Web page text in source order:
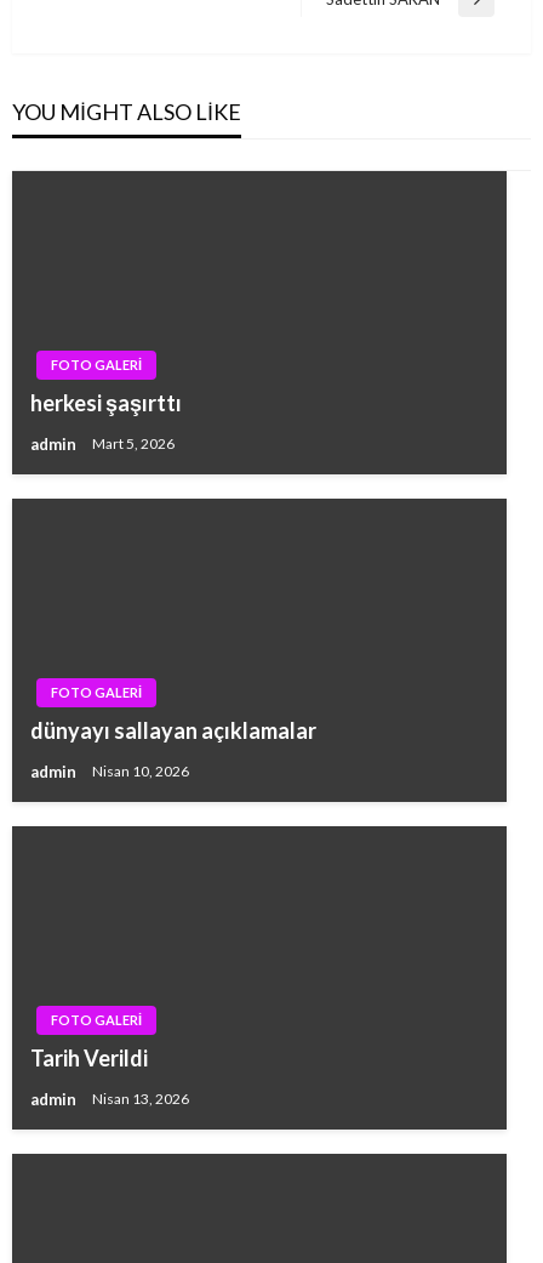
Next
YOU MIGHT ALSO LIKE
FOTO GALERİ
herkesi şaşırttı
admin Mart 5, 2026
FOTO GALERİ
dünyayı sallayan açıklamalar
admin Nisan 10, 2026
FOTO GALERİ
Tarih Verildi
admin Nisan 13, 2026